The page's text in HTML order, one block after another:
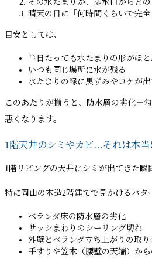
その水たまりが、排水口からど
晴天の日に「何時間くらいで完
目安としては、
半日たっても水たまりの形がほ
いつも同じ場所に水が残る
水たまりの縁に黒ずみやコケが出
このあたりが揃うと、防水層の劣化＋
悪くなります。
1階天井のシミやカビ…それは本当
1階リビングの天井にシミが出てきた
特に岡山の木造2階建てで見かけるパタ
ベランダ床の防水層の劣化
サッシまわりのシーリング切れ
外壁とベランダ立ち上がりの取
手すりや笠木（腰壁の天端）か